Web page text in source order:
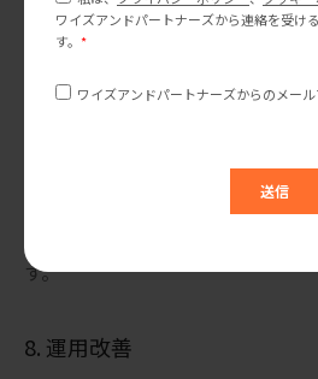
7. 公開
最もリスクが高い公開作業を安
場合はデータインポートやリダ
を最大限に引き継ぐようにプラン
す。
8. 運用改善